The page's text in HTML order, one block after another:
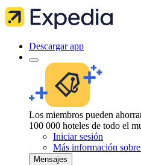
Descargar app
Los miembros pueden
100 000 hoteles de todo el
Iniciar sesión
Más información
Mensajes